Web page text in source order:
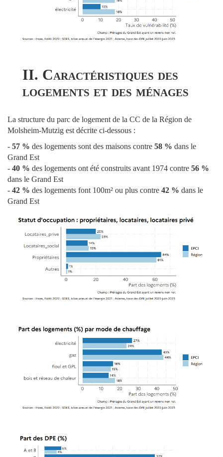
II. Caractéristiques des
logements et des ménages
La structure du parc de logement de la CC de la Région de
Molsheim-Mutzig est décrite ci-dessous :
- 57 % des logements sont des maisons contre 58 % dans le
Grand Est
- 40 % des logements ont été construits avant 1974 contre 56 %
dans le Grand Est
- 42 % des logements font 100m² ou plus contre 42 % dans le
Grand Est